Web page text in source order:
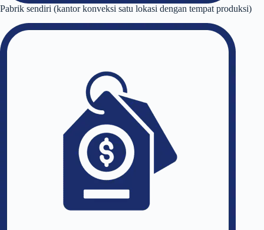
Pabrik sendiri (kantor konveksi satu lokasi dengan tempat produksi)